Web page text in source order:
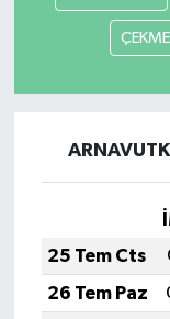
25 Tem Cts
26 Tem Paz